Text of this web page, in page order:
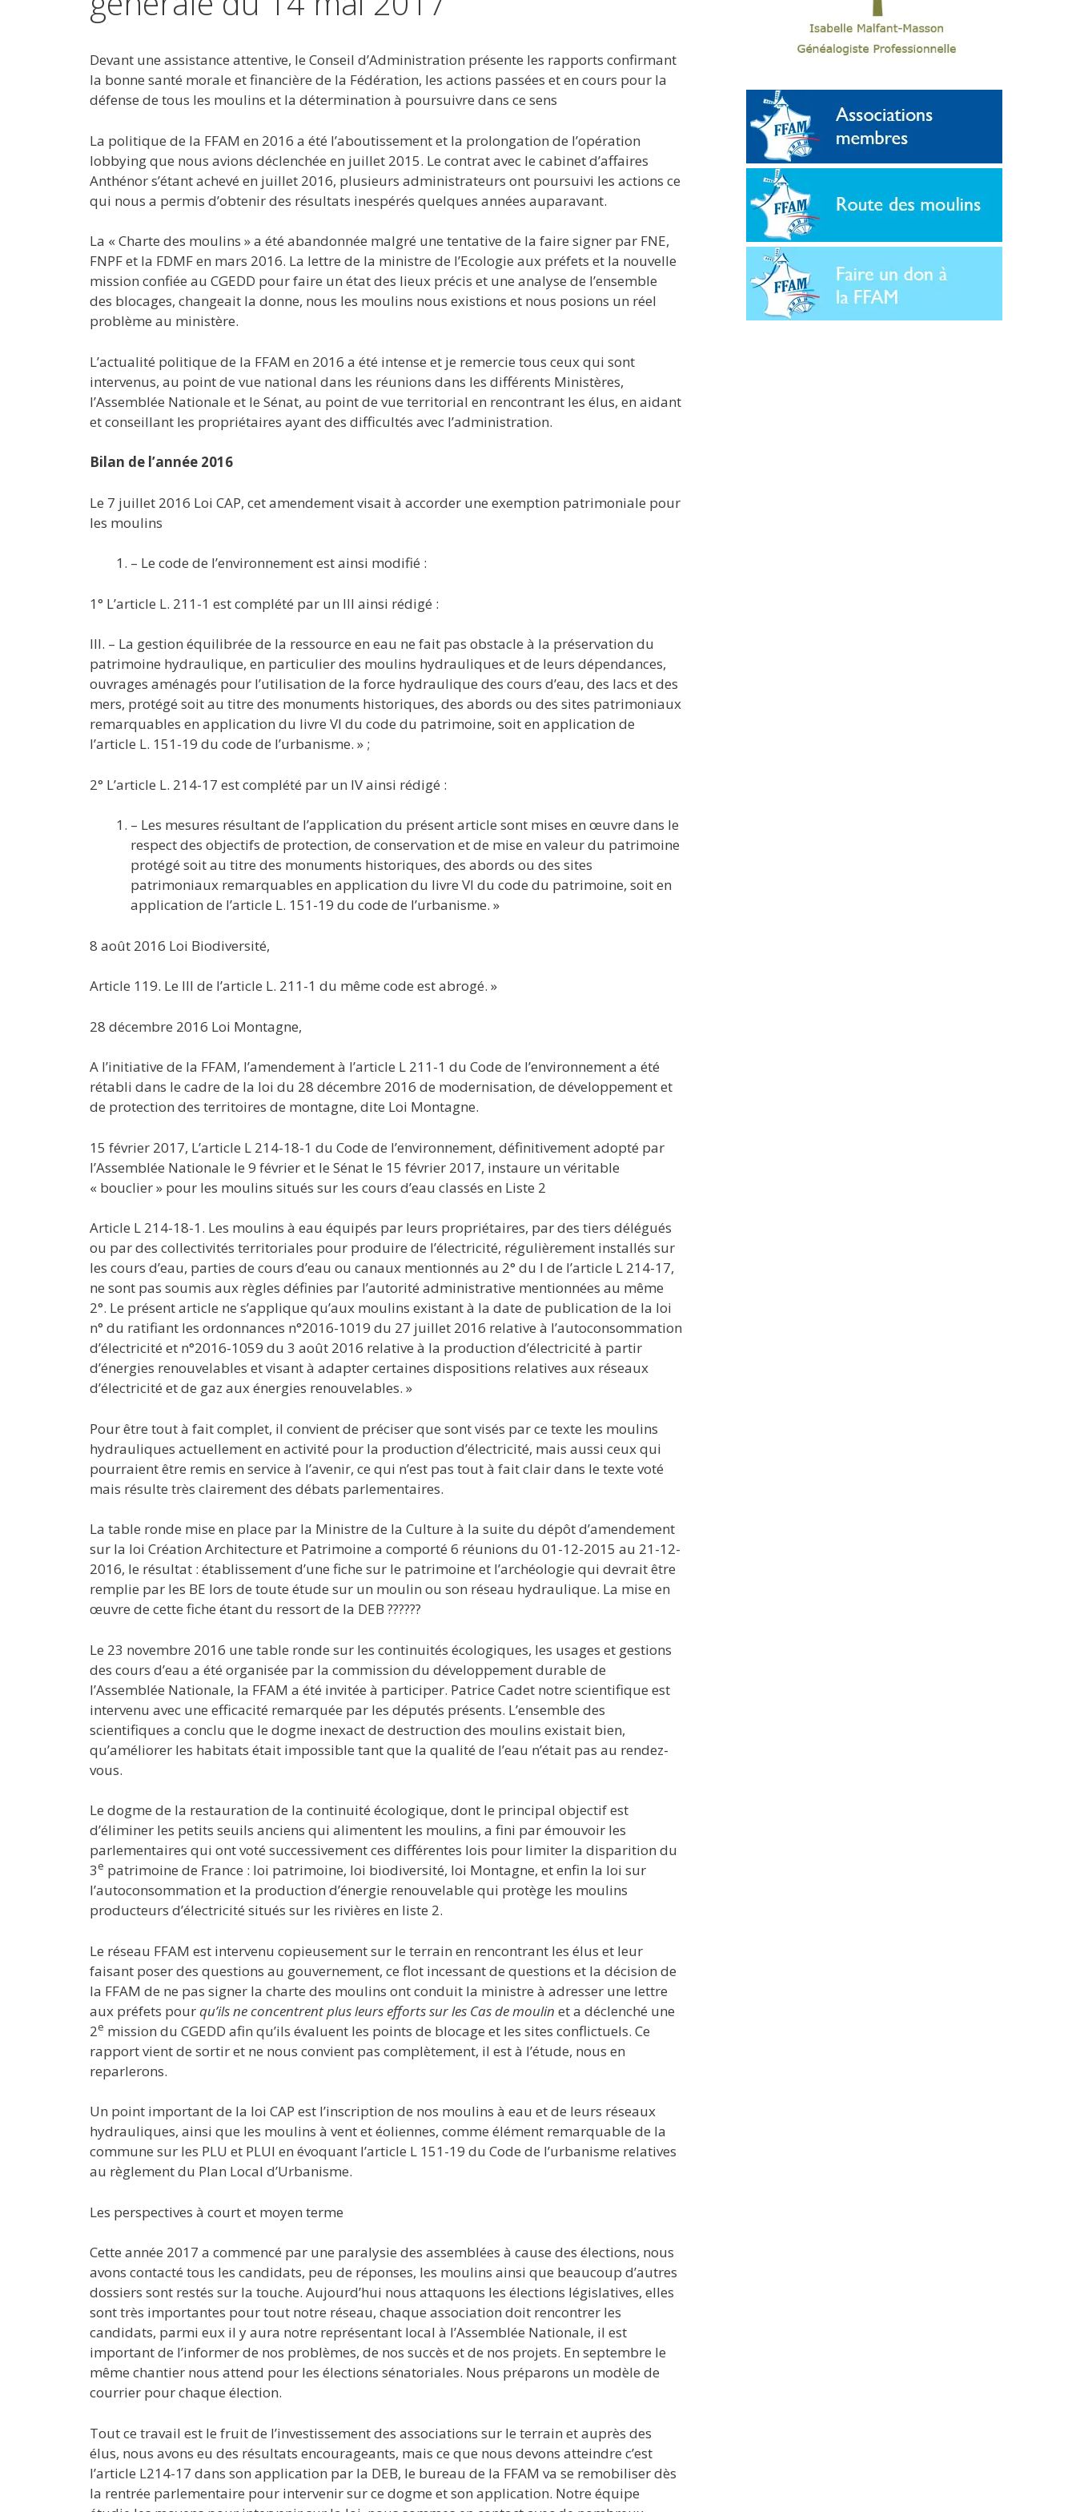
Devant une assistance attentive, le Conseil d’Administration présente les rapports confirmant
la bonne santé morale et financière de la Fédération, les actions passées et en cours pour la
défense de tous les moulins et la détermination à poursuivre dans ce sens
La politique de la FFAM en 2016 a été l’aboutissement et la prolongation de l’opération
lobbying que nous avions déclenchée en juillet 2015. Le contrat avec le cabinet d’affaires
Anthénor s’étant achevé en juillet 2016, plusieurs administrateurs ont poursuivi les actions ce
qui nous a permis d’obtenir des résultats inespérés quelques années auparavant.
La « Charte des moulins » a été abandonnée malgré une tentative de la faire signer par FNE,
FNPF et la FDMF en mars 2016. La lettre de la ministre de l’Ecologie aux préfets et la nouvelle
mission confiée au CGEDD pour faire un état des lieux précis et une analyse de l’ensemble
des blocages, changeait la donne, nous les moulins nous existions et nous posions un réel
problème au ministère.
L’actualité politique de la FFAM en 2016 a été intense et je remercie tous ceux qui sont
intervenus, au point de vue national dans les réunions dans les différents Ministères,
l’Assemblée Nationale et le Sénat, au point de vue territorial en rencontrant les élus, en aidant
et conseillant les propriétaires ayant des difficultés avec l’administration.
Bilan de l’année 2016
Le 7 juillet 2016 Loi CAP, cet amendement visait à accorder une exemption patrimoniale pour
les moulins
– Le code de l’environnement est ainsi modifié :
1° L’article L. 211-1 est complété par un III ainsi rédigé :
III. – La gestion équilibrée de la ressource en eau ne fait pas obstacle à la préservation du
patrimoine hydraulique, en particulier des moulins hydrauliques et de leurs dépendances,
ouvrages aménagés pour l’utilisation de la force hydraulique des cours d’eau, des lacs et des
mers, protégé soit au titre des monuments historiques, des abords ou des sites patrimoniaux
remarquables en application du livre VI du code du patrimoine, soit en application de
l’article L. 151-19 du code de l’urbanisme. » ;
2° L’article L. 214-17 est complété par un IV ainsi rédigé :
– Les mesures résultant de l’application du présent article sont mises en œuvre dans le
respect des objectifs de protection, de conservation et de mise en valeur du patrimoine
protégé soit au titre des monuments historiques, des abords ou des sites
patrimoniaux remarquables en application du livre VI du code du patrimoine, soit en
application de l’article L. 151-19 du code de l’urbanisme. »
8 août 2016 Loi Biodiversité,
Article 119. Le III de l’article L. 211-1 du même code est abrogé. »
28 décembre 2016 Loi Montagne,
A l’initiative de la FFAM, l’amendement à l’article L 211-1 du Code de l’environnement a été
rétabli dans le cadre de la loi du 28 décembre 2016 de modernisation, de développement et
de protection des territoires de montagne, dite Loi Montagne.
15 février 2017, L’article L 214-18-1 du Code de l’environnement, définitivement adopté par
l’Assemblée Nationale le 9 février et le Sénat le 15 février 2017, instaure un véritable
« bouclier » pour les moulins situés sur les cours d’eau classés en Liste 2
Article L 214-18-1. Les moulins à eau équipés par leurs propriétaires, par des tiers délégués
ou par des collectivités territoriales pour produire de l’électricité, régulièrement installés sur
les cours d’eau, parties de cours d’eau ou canaux mentionnés au 2° du I de l’article L 214-17,
ne sont pas soumis aux règles définies par l’autorité administrative mentionnées au même
2°. Le présent article ne s’applique qu’aux moulins existant à la date de publication de la loi
n° du ratifiant les ordonnances n°2016-1019 du 27 juillet 2016 relative à l’autoconsommation
d’électricité et n°2016-1059 du 3 août 2016 relative à la production d’électricité à partir
d’énergies renouvelables et visant à adapter certaines dispositions relatives aux réseaux
d’électricité et de gaz aux énergies renouvelables. »
Pour être tout à fait complet, il convient de préciser que sont visés par ce texte les moulins
hydrauliques actuellement en activité pour la production d’électricité, mais aussi ceux qui
pourraient être remis en service à l’avenir, ce qui n’est pas tout à fait clair dans le texte voté
mais résulte très clairement des débats parlementaires.
La table ronde mise en place par la Ministre de la Culture à la suite du dépôt d’amendement
sur la loi Création Architecture et Patrimoine a comporté 6 réunions du 01-12-2015 au 21-12-
2016, le résultat : établissement d’une fiche sur le patrimoine et l’archéologie qui devrait être
remplie par les BE lors de toute étude sur un moulin ou son réseau hydraulique. La mise en
œuvre de cette fiche étant du ressort de la DEB ??????
Le 23 novembre 2016 une table ronde sur les continuités écologiques, les usages et gestions
des cours d’eau a été organisée par la commission du développement durable de
l’Assemblée Nationale, la FFAM a été invitée à participer. Patrice Cadet notre scientifique est
intervenu avec une efficacité remarquée par les députés présents. L’ensemble des
scientifiques a conclu que le dogme inexact de destruction des moulins existait bien,
qu’améliorer les habitats était impossible tant que la qualité de l’eau n’était pas au rendez-
vous.
Le dogme de la restauration de la continuité écologique, dont le principal objectif est
d’éliminer les petits seuils anciens qui alimentent les moulins, a fini par émouvoir les
parlementaires qui ont voté successivement ces différentes lois pour limiter la disparition du
3e patrimoine de France : loi patrimoine, loi biodiversité, loi Montagne, et enfin la loi sur
l’autoconsommation et la production d’énergie renouvelable qui protège les moulins
producteurs d’électricité situés sur les rivières en liste 2.
Le réseau FFAM est intervenu copieusement sur le terrain en rencontrant les élus et leur
faisant poser des questions au gouvernement, ce flot incessant de questions et la décision de
la FFAM de ne pas signer la charte des moulins ont conduit la ministre à adresser une lettre
aux préfets pourqu’ils ne concentrent plus leurs efforts sur les Cas de moulin et a déclenché une
2e mission du CGEDD afin qu’ils évaluent les points de blocage et les sites conflictuels. Ce
rapport vient de sortir et ne nous convient pas complètement, il est à l’étude, nous en
reparlerons.
Un point important de la loi CAP est l’inscription de nos moulins à eau et de leurs réseaux
hydrauliques, ainsi que les moulins à vent et éoliennes, comme élément remarquable de la
commune sur les PLU et PLUI en évoquant l’article L 151-19 du Code de l’urbanisme relatives
au règlement du Plan Local d’Urbanisme.
Les perspectives à court et moyen terme
Cette année 2017 a commencé par une paralysie des assemblées à cause des élections, nous
avons contacté tous les candidats, peu de réponses, les moulins ainsi que beaucoup d’autres
dossiers sont restés sur la touche. Aujourd’hui nous attaquons les élections législatives, elles
sont très importantes pour tout notre réseau, chaque association doit rencontrer les
candidats, parmi eux il y aura notre représentant local à l’Assemblée Nationale, il est
important de l’informer de nos problèmes, de nos succès et de nos projets. En septembre le
même chantier nous attend pour les élections sénatoriales. Nous préparons un modèle de
courrier pour chaque élection.
Tout ce travail est le fruit de l’investissement des associations sur le terrain et auprès des
élus, nous avons eu des résultats encourageants, mais ce que nous devons atteindre c’est
l’article L214-17 dans son application par la DEB, le bureau de la FFAM va se remobiliser dès
la rentrée parlementaire pour intervenir sur ce dogme et son application. Notre équipe